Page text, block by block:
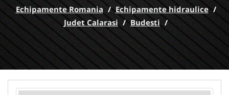
Echipamente Romania / Echipamente hidraulice /
Judet Calarasi / Budesti /